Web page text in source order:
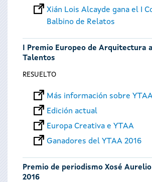
Xián Lois Alcayde gana el I
Balbino de Relatos
I Premio Europeo de Arquitectura
Talentos
RESUELTO
Más información sobre
Edición actual
Europa Creativa e YTAA
Ganadores del YTAA 2016
Premio de periodismo Xosé
2016